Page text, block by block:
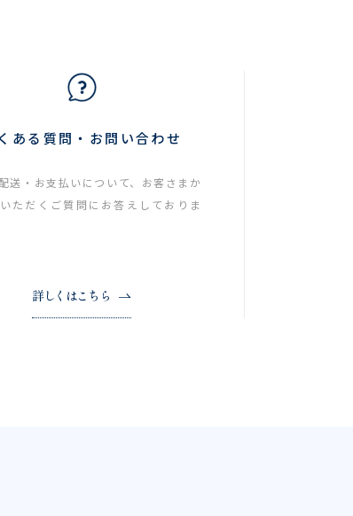
ある質問・お問い合わせ
送・お支払いについて、お客さまか
ただくご質問にお答えしておりま
詳しくはこちら